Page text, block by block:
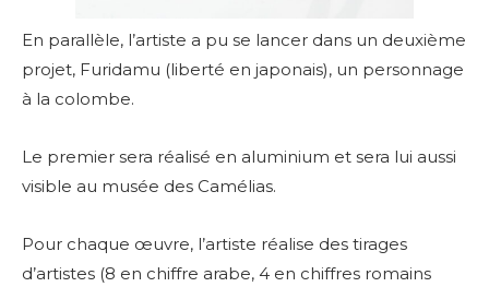
En parallèle, l’artiste a pu se lancer dans un deuxième
projet, Furidamu (liberté en japonais), un personnage
à la colombe.
Le premier sera réalisé en aluminium et sera lui aussi
visible au musée des Camélias.
Pour chaque œuvre, l’artiste réalise des tirages
d’artistes (8 en chiffre arabe, 4 en chiffres romains